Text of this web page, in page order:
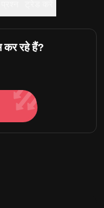
रहे हैं?